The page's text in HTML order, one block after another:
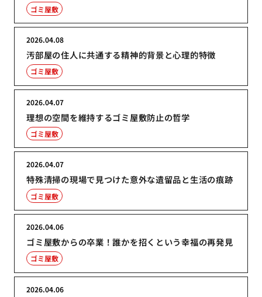
ゴミ屋敷
汚部屋の住人に共通する精神的背景と心理的特徴
2026.04.08
ゴミ屋敷
理想の空間を維持するゴミ屋敷防止の哲学
2026.04.07
ゴミ屋敷
特殊清掃の現場で見つけた意外な遺留品と生活の痕跡
2026.04.07
ゴミ屋敷
ゴミ屋敷からの卒業！誰かを招くという幸福の再発見
2026.04.06
ゴミ屋敷
2026.04.06